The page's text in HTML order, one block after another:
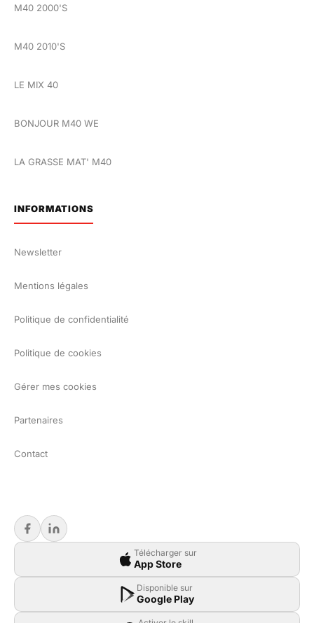
M40 2000'S
M40 2010'S
LE MIX 40
BONJOUR M40 WE
LA GRASSE MAT' M40
INFORMATIONS
Newsletter
Mentions légales
Politique de confidentialité
Politique de cookies
Gérer mes cookies
Partenaires
Contact
Télécharger sur
App Store
Disponible sur
Google Play